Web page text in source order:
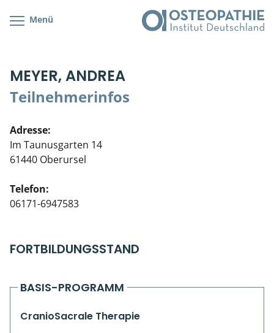
Menü
MEYER, ANDREA
Teilnehmerinfos
Adresse:
Im Taunusgarten 14
61440 Oberursel
Telefon:
06171-6947583
FORTBILDUNGSSTAND
BASIS-PROGRAMM
CranioSacrale Therapie
Cranial/Neurale Osteopathie
Parietale Osteopathie
Viszerale Osteopathie
Klinische & Praktische Kurse
Prüfung & Zertifikation
Postgraduate- & Spezialkurse
Kiefergelenkkurse
CranioSacrale Ausbildung
Bonus-Programm
Veranstaltungsticket DB
Wissenswertes
Teilnehmerliste
Stellenbörse
Soziales Engagement